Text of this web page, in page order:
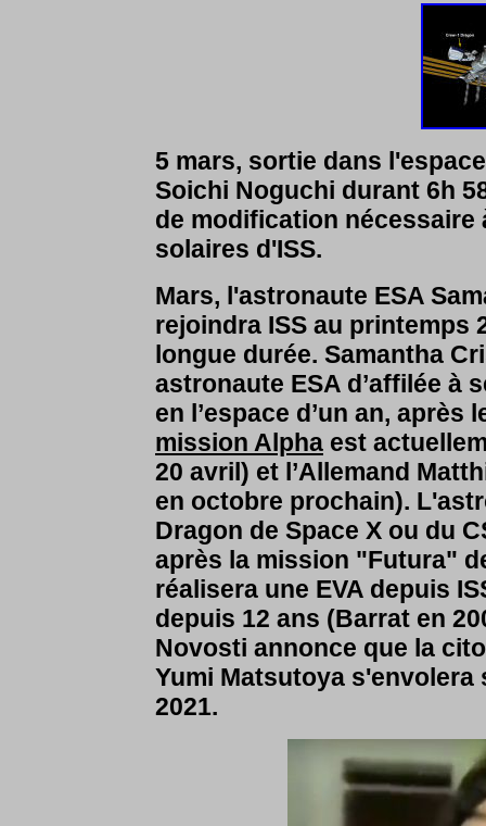
5 mars, sortie dans
Soichi Noguchi durant 6h
de modification nécessaire
solaires d'ISS.
Mars, l'astronaute ESA
rejoindra ISS au printemps
longue durée. Samantha
astronaute ESA d’affilée à
en l’espace d’un an,
mission Alpha est
20 avril) et l’Allemand
en octobre prochain).
Dragon de Space X ou du
après la mission "Futura"
réalisera une EVA depuis
depuis 12 ans (Barrat en
Novosti annonce que la
Yumi Matsutoya s'envolera
2021.